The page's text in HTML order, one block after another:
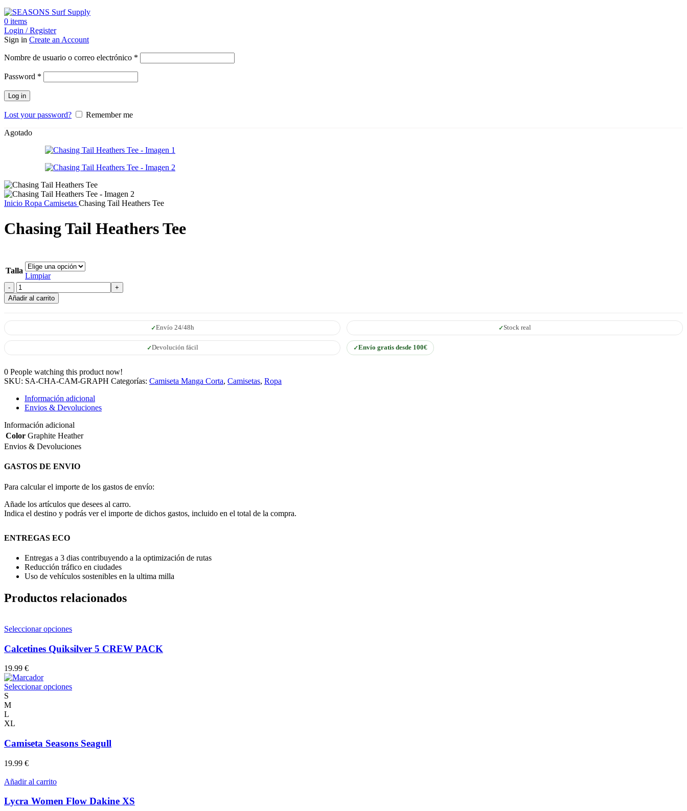
0 items
Login / Register
Sign in Create an Account
Nombre de usuario o correo electrónico *
Password *
Log in
Lost your password? Remember me
Agotado
Inicio Ropa Camisetas Chasing Tail Heathers Tee
Chasing Tail Heathers Tee
Talla
Limpiar
Chasing
Tail
Heathers
cantidad
Añadir al carrito
Envío 24/48h Stock real
Devolución fácil Envío gratis desde 100€
0 People watching this product now!
SKU: SA-CHA-CAM-GRAPH Categorías: Camiseta Manga Corta, Camisetas, Ropa
Información adicional
Envios & Devoluciones
Información adicional
Color Graphite Heather
Envios & Devoluciones
GASTOS DE ENVIO
Para calcular el importe de los gastos de envío:
Añade los artículos que desees al carro.
Indica el destino y podrás ver el importe de dichos gastos, incluido en el total de la compra.
ENTREGAS ECO
Entregas a 3 dias contribuyendo a la optimización de rutas
Reducción tráfico en ciudades
Uso de vehículos sostenibles en la ultima milla
Productos relacionados
Seleccionar opcionesEste
tiene
múltiples
opciones
se
página
de
Calcetines Quiksilver 5 CREW PACK
19.99 €
Seleccionar opcionesEste
opciones
se
página
de
S
M
L
XL
Camiseta Seasons Seagull
19.99 €
Añadir al carrito
Lycra Women Flow Dakine XS